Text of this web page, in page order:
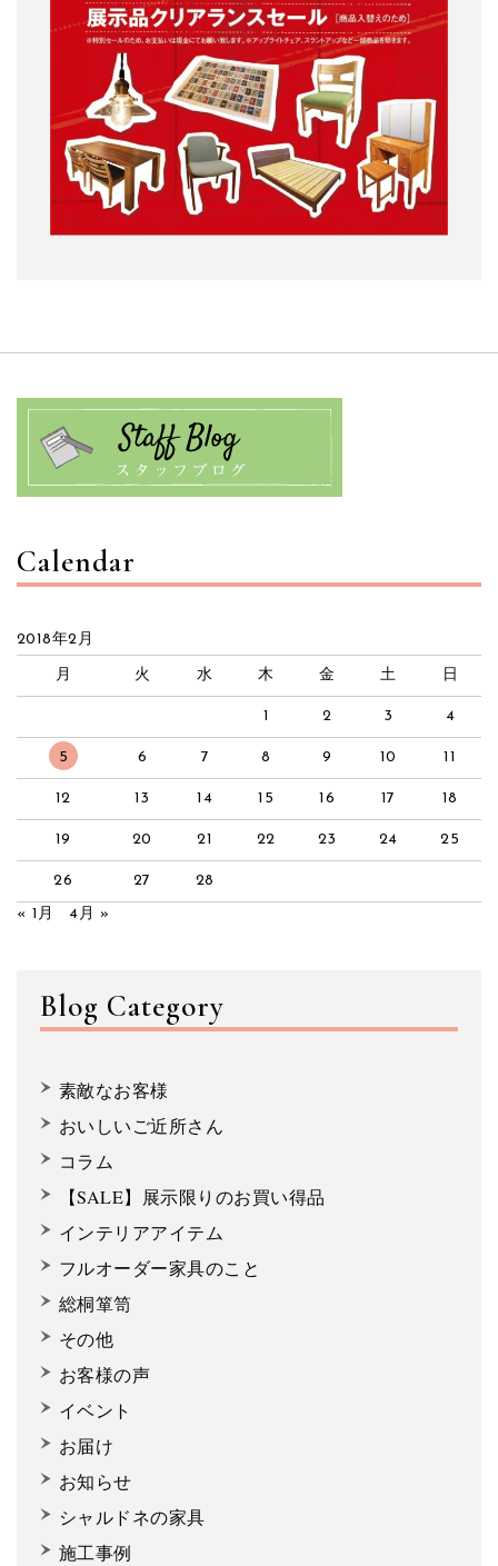
Calendar
2018年2月
月 火 水 木 金 土 日
1 2 3 4
5 6 7 8 9 10 11
12 13 14 15 16 17 18
19 20 21 22 23 24 25
26 27
28
« 1月
4月 »
Blog Category
素敵なお客様
おいしいご近所さん
コラム
【SALE】展示限りのお買い得品
インテリアアイテム
フルオーダー家具のこと
総桐箪笥
その他
お客様の声
イベント
お届け
お知らせ
シャルドネの家具
施工事例